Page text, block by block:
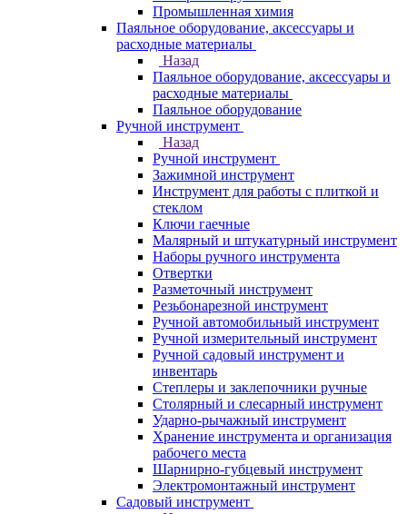
Промышленная химия
Паяльное оборудование, аксессуары и
расходные материалы
Назад
Паяльное оборудование, аксессуары и
расходные материалы
Паяльное оборудование
Ручной инструмент
Назад
Ручной инструмент
Зажимной инструмент
Инструмент для работы с плиткой и
стеклом
Ключи гаечные
Малярный и штукатурный инструмент
Наборы ручного инструмента
Отвертки
Разметочный инструмент
Резьбонарезной инструмент
Ручной автомобильный инструмент
Ручной измерительный инструмент
Ручной садовый инструмент и
инвентарь
Степлеры и заклепочники ручные
Столярный и слесарный инструмент
Ударно-рычажный инструмент
Хранение инструмента и организация
рабочего места
Шарнирно-губцевый инструмент
Электромонтажный инструмент
Садовый инструмент